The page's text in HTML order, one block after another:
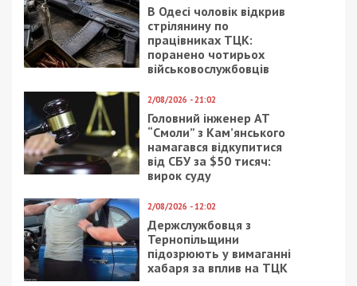
В Одесі чоловік відкрив
стрілянину по
працівниках ТЦК:
поранено чотирьох
військовослужбовців
2/08/2026 - 21:02
Головний інженер АТ
“Смоли” з Кам’янського
намагався відкупитися
від СБУ за $50 тисяч:
вирок суду
2/08/2026 - 12:02
Держслужбовця з
Тернопільщини
підозрюють у вимаганні
хабаря за вплив на ТЦК